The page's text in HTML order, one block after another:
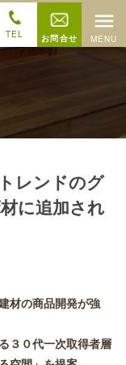
TEL
お問い合
わせ
レンドのグ
に追加され
材の商品開発が強
３０代一次取得者層